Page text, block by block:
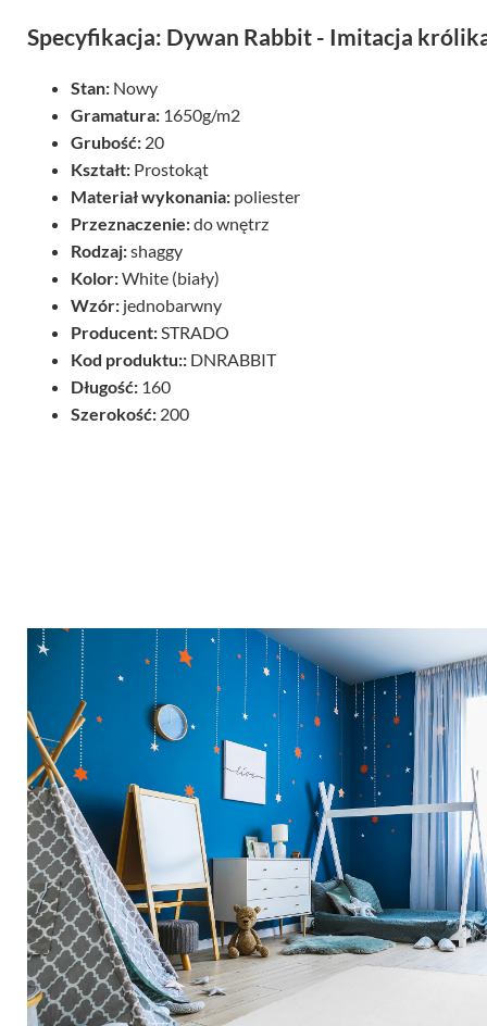
Specyfikacja: Dywan Rabbit - Imitacja
Stan: Nowy
Gramatura: 1650g/m2
Grubość: 20
Kształt: Prostokąt
Materiał wykonania: poliester
Przeznaczenie:do wnętrz
Rodzaj:shaggy
Kolor:White (biały)
Wzór: jednobarwny
Producent:STRADO
Kod produktu:: DNRABBIT
Długość: 160
Szerokość: 200